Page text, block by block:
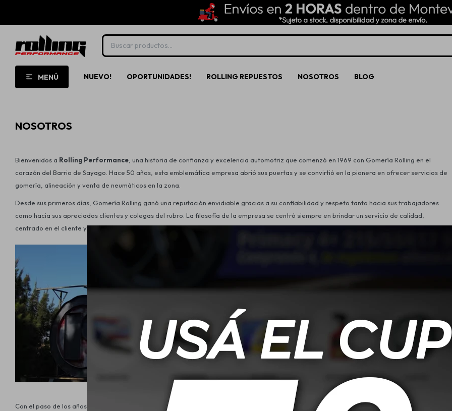
MENÚ NUEVO! OPORTUNIDADES! ROLLING REPUESTOS NOSOTROS BLOG
NOSOTROS
Bienvenidos a Rolling Performance , una historia de confianza y excelencia automotriz que comenzó en 1969 con Gomería Rolling en el
corazón del Barrio de Sayago. Hace 50 años, esta emblemática empresa abrió sus puertas y se convirtió en la pionera en ofrecer servicios de
gomería, alineación y venta de neumáticos en la zona.
Desde sus primeros días, Gomería Rolling ganó una reputación envidiable gracias a su confiabilidad y respeto tanto hacia sus trabajadores
como hacia sus apreciados clientes y colegas del rubro. La filosofía de la empresa se centró siempre en brindar un servicio de calidad,
centrado en el cliente y en la búsqueda constante de la excelencia.
Con el paso de los años, Gomería Rolling se consolidó como un referente indiscutible en su campo. Sin embargo, en 2013, decidimos